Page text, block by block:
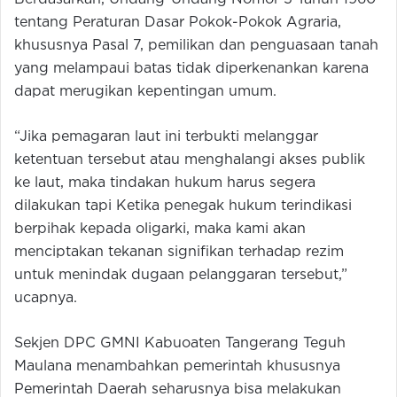
tentang Peraturan Dasar Pokok-Pokok Agraria,
khususnya Pasal 7, pemilikan dan penguasaan tanah
yang melampaui batas tidak diperkenankan karena
dapat merugikan kepentingan umum.
“Jika pemagaran laut ini terbukti melanggar
ketentuan tersebut atau menghalangi akses publik
ke laut, maka tindakan hukum harus segera
dilakukan tapi Ketika penegak hukum terindikasi
berpihak kepada oligarki, maka kami akan
menciptakan tekanan signifikan terhadap rezim
untuk menindak dugaan pelanggaran tersebut,”
ucapnya.
Sekjen DPC GMNI Kabuoaten Tangerang Teguh
Maulana menambahkan pemerintah khususnya
Pemerintah Daerah seharusnya bisa melakukan